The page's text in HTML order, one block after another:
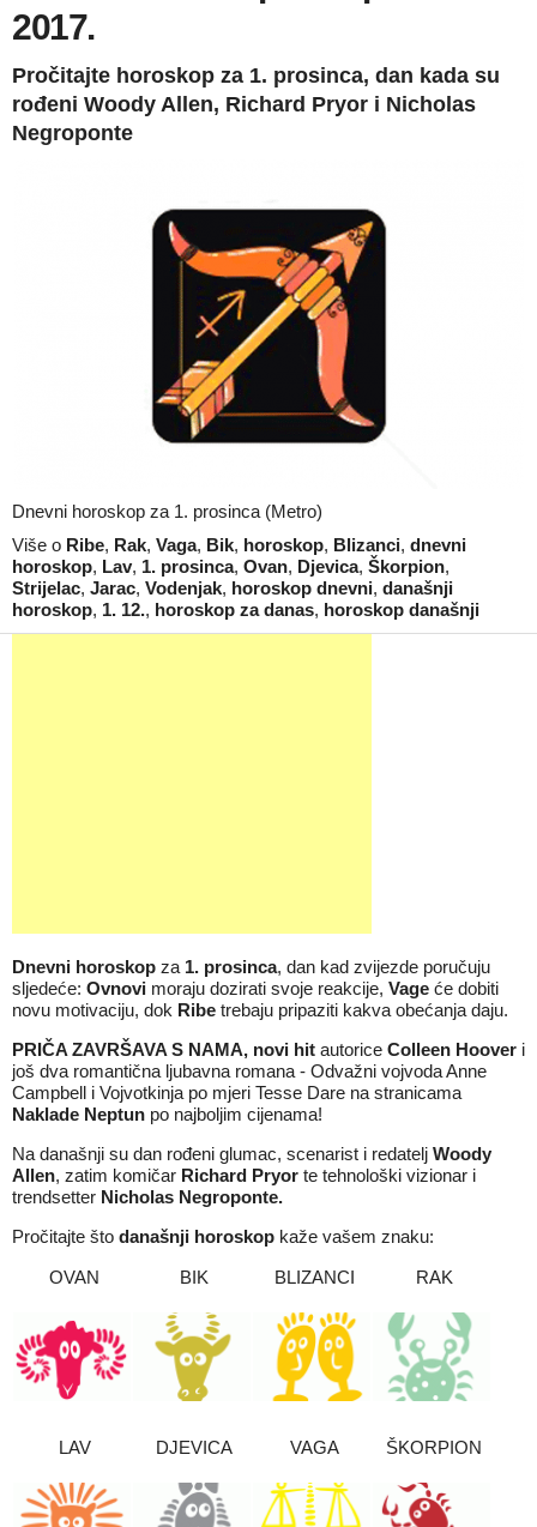
2017.
Pročitajte horoskop za 1. prosinca, dan kada su
rođeni Woody Allen, Richard Pryor i Nicholas
Negroponte
Dnevni horoskop za 1. prosinca (Metro)
Više o Ribe, Rak, Vaga, Bik, horoskop, Blizanci, dnevni
horoskop, Lav, 1. prosinca, Ovan, Djevica, Škorpion,
Strijelac, Jarac, Vodenjak, horoskop dnevni, današnji
horoskop, 1. 12., horoskop za danas, horoskop današnji
Dnevni horoskop za 1. prosinca, dan kad zvijezde poručuju
sljedeće: Ovnovi moraju dozirati svoje reakcije, Vage će dobiti
novu motivaciju, dok Ribe trebaju pripaziti kakva obećanja daju.
PRIČA ZAVRŠAVA S NAMA, novi hit autorice Colleen Hoover i
još dva romantična ljubavna romana - Odvažni vojvoda Anne
Campbell i Vojvotkinja po mjeri Tesse Dare na stranicama
Naklade Neptun po najboljim cijenama!
Na današnji su dan rođeni glumac, scenarist i redatelj Woody
Allen, zatim komičar Richard Pryor te tehnološki vizionar i
trendsetter Nicholas Negroponte.
Pročitajte što današnji horoskop kaže vašem znaku:
OVAN
BIK BLIZANCI RAK
LAV DJEVICA VAGA ŠKORPION